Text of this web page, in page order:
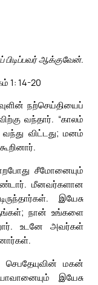
ஆக்குவேன்.
1: 14-20
நற்செய்தியைப்
வந்தார். “காலம்
வந்து விட்டது; மனம்
சீமோனையும்
மீனவர்களான
இயேசு
நான் உங்களை
உடனே அவர்கள்
மகன்
இயேசு